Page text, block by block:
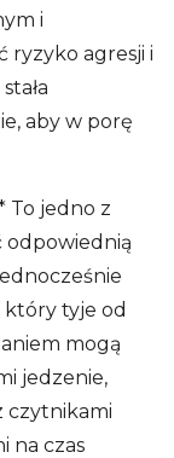
i
ryzyko agresji i
aby w porę
To jedno z
odpowiednią
który tyje od
mogą
jedzenie,
czytnikami
na czas